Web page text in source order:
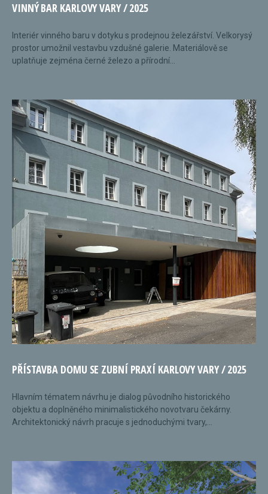
VINNÝ BAR KARLOVY VARY / 2025
Interiér vinného baru v dotyku s prodejnou železářství. Velkorysý
prostor umožnil vestavbu vzdušné galerie. Materiálově se
uplatňuje zejména černé železo a přírodní...
PŘÍSTAVBA DOMU SE ZUBNÍ PRAXÍ KARLOVY VARY / 2025
Hlavním tématem návrhu je dialog původního historického
objektu a doplněného minimalistického novotvaru čekárny.
Architektonický návrh pracuje s jednoduchými tvary,...